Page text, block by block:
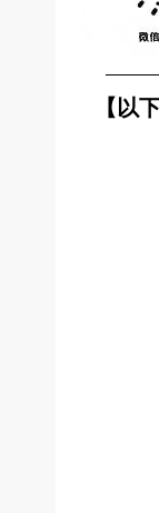
【以